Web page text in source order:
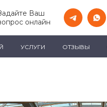
Ваш
онлайн
УСЛУГИ ОТЗЫВЫ